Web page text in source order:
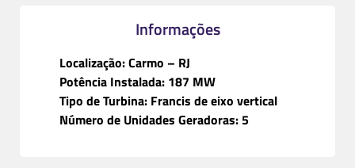
Informações
Localização: Carmo – RJ
Potência Instalada: 187 MW
Tipo de Turbina: Francis de eixo vertical
Número de Unidades Geradoras: 5